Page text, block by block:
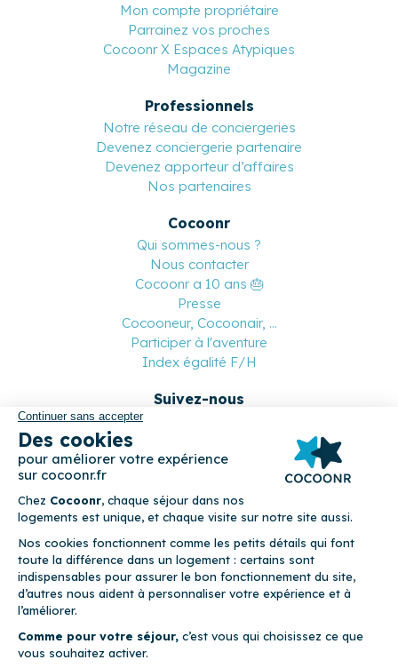
Mon compte propriétaire
Parrainez vos proches
Cocoonr X Espaces Atypiques
Magazine
Professionnels
Notre réseau de conciergeries
Devenez conciergerie partenaire
Devenez apporteur d’affaires
Nos partenaires
Cocoonr
Qui sommes-nous ?
Nous contacter
Cocoonr a 10 ans 🎂
Presse
Cocooneur, Cocoonair, ...
Participer à l'aventure
Index égalité F/H
Suivez-nous
location–CGU – Politique de confidentialité–Politique de